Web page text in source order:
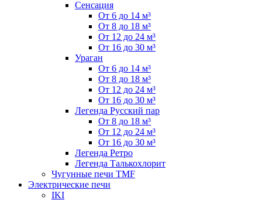
Сенсация
От 6 до 14 м³
От 8 до 18 м³
От 12 до 24 м³
От 16 до 30 м³
Ураган
От 6 до 14 м³
От 8 до 18 м³
От 12 до 24 м³
От 16 до 30 м³
Легенда Русский пар
От 8 до 18 м³
От 12 до 24 м³
От 16 до 30 м³
Легенда Ретро
Легенда Талькохлорит
Чугунные печи TMF
Электрические печи
IKI